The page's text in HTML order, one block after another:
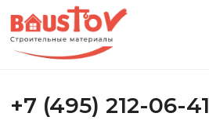
+7 (495) 212-06-41